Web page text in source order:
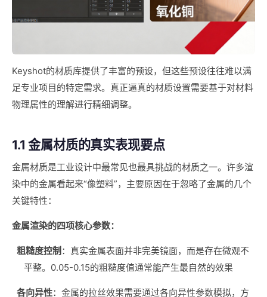
Keyshot的材质库提供了丰富的预设，但这些预设往往难以满
足专业项目的特定需求。真正逼真的材质设置需要基于对材料
物理属性的理解进行精细调整。
1.1 金属材质的真实表现要点
金属材质是工业设计中最常见也最具挑战的材质之一。许多渲
染中的金属看起来“像塑料”，主要原因在于忽略了金属的几个
关键特性：
金属渲染的四项核心参数：
粗糙度控制 ：真实金属表面并非完美镜面，而是存在微观不
平整。0.05-0.15的粗糙度值通常能产生最自然的效果
各向异性：金属的拉丝效果需要通过各向异性参数模拟，方